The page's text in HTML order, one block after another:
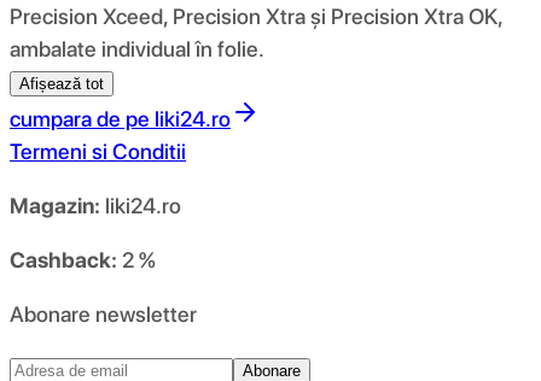
Precision Xceed, Precision Xtra și Precision Xtra OK,
ambalate individual în folie.
Afișează tot
cumpara de pe liki24.ro
Termeni si Conditii
Magazin: liki24.ro
Cashback: 2 %
Abonare newsletter
Abonare